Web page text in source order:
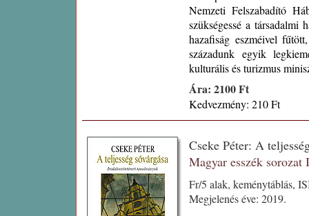
Nemzeti Felszabadító
szükségessé a
hazafiság eszméivel
századunk egyik
kulturális és turizmus
Ára: 2100 Ft
Kedvezmény: 210 Ft
Cseke Péter: A
Magyar esszék sorozat
Fr/5 alak, keménytáblás,
Megjelenés éve: 2019.